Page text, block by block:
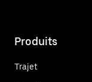
Produits
Trajet